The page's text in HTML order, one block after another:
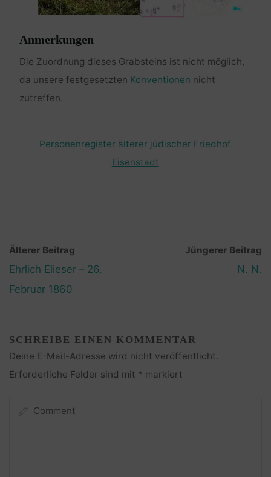
Anmerkungen
Die Zuordnung dieses Grabsteins ist nicht möglich,
da unsere festgesetzten Konventionen nicht
zutreffen.
Personenregister älterer jüdischer Friedhof
Eisenstadt
Älterer Beitrag
Ehrlich Elieser – 26.
Februar 1860
Jüngerer Beitrag
N. N.
SCHREIBE EINEN KOMMENTAR
Deine E-Mail-Adresse wird nicht veröffentlicht.
Erforderliche Felder sind mit * markiert